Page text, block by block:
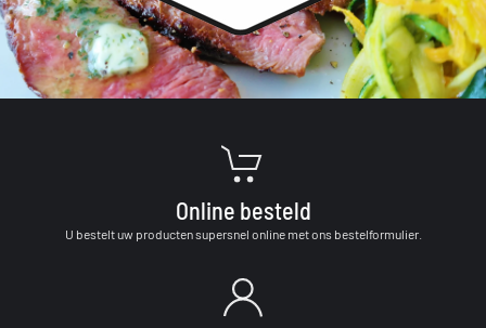
Online besteld
U bestelt uw producten supersnel online met ons bestelformulier.